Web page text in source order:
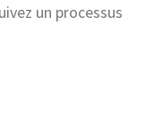
un processus